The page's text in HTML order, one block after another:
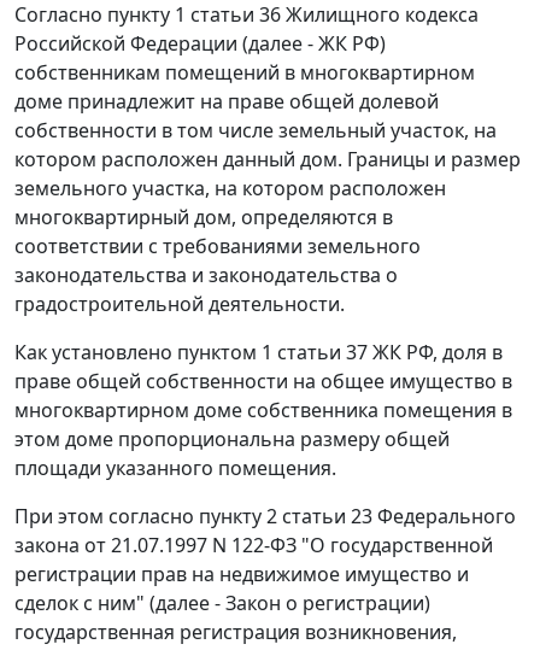
Согласно пункту 1 статьи 36 Жилищного кодекса
Российской Федерации (далее - ЖК РФ)
собственникам помещений в многоквартирном
доме принадлежит на праве общей долевой
собственности в том числе земельный участок, на
котором расположен данный дом. Границы и размер
земельного участка, на котором расположен
многоквартирный дом, определяются в
соответствии с требованиями земельного
законодательства и законодательства о
градостроительной деятельности.
Как установлено пунктом 1 статьи 37 ЖК РФ, доля в
праве общей собственности на общее имущество в
многоквартирном доме собственника помещения в
этом доме пропорциональна размеру общей
площади указанного помещения.
При этом согласно пункту 2 статьи 23 Федерального
закона от 21.07.1997 N 122-ФЗ "О государственной
регистрации прав на недвижимое имущество и
сделок с ним" (далее - Закон о регистрации)
государственная регистрация возникновения,